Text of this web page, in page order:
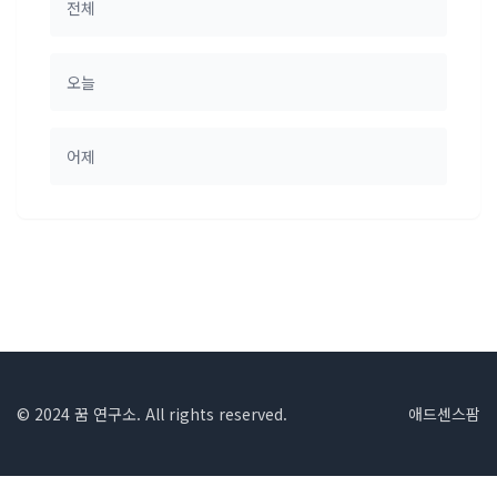
전체
오늘
어제
© 2024 꿈 연구소. All rights reserved. 애드센스팜